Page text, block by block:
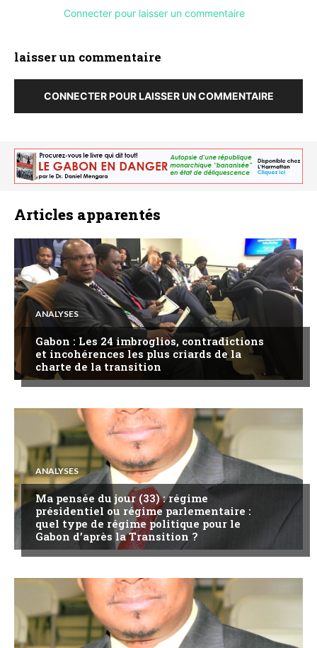
Connecter pour laisser un commentaire
laisser un commentaire
CONNECTER POUR LAISSER UN COMMENTAIRE
Articles apparentés
ANALYSES
Gabon : Les 24 imbroglios, contradictions
et incohérences les plus criards de la
charte de la transition
ANALYSES
Ma pensée du jour (33) : régime
présidentiel ou régime parlementaire :
quel type de régime politique pour le
Gabon d’après la Transition ?